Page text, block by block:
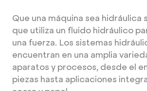
Que una máquina sea hidráulica
que utiliza un fluido hidráulico
una fuerza. Los sistemas
encuentran en una amplia
aparatos y procesos, desde el
piezas hasta aplicaciones